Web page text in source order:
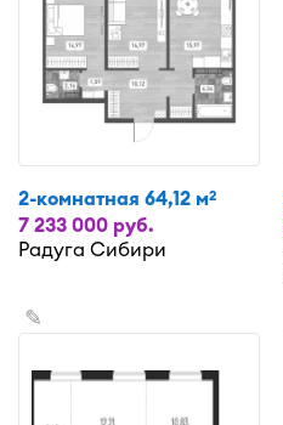
2-комнатная 64,12 м2
7 233 000 руб.
Радуга Сибири
✎